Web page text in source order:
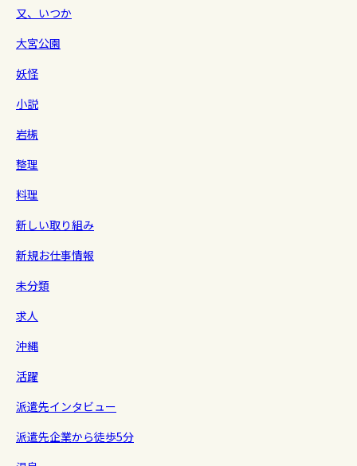
又、いつか
大宮公園
妖怪
小説
岩槻
整理
料理
新しい取り組み
新規お仕事情報
未分類
求人
沖縄
活躍
派遣先インタビュー
派遣先企業から徒歩5分